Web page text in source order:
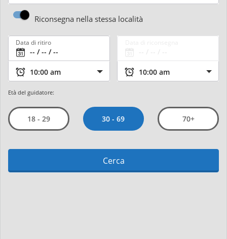
Riconsegna nella stessa località
Data di ritiro
Età del guidatore:
18 - 29 30 - 69 70+
Cerca